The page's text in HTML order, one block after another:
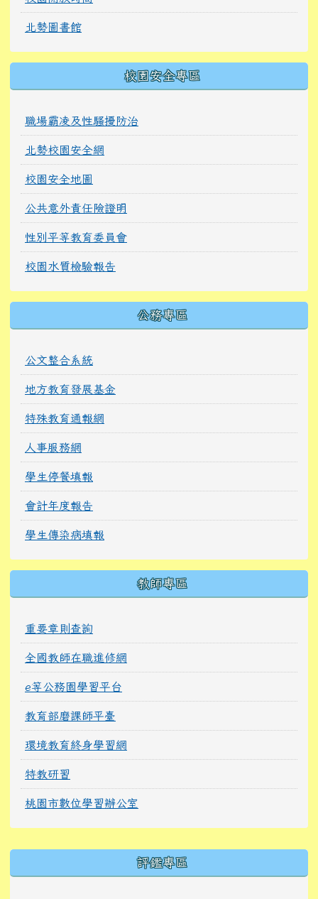
北勢圖書館
校園安全專區
職場霸凌及性騷擾防治
北勢校園安全網
校園安全地圖
公共意外責任險證明
性別平等教育委員會
校園水質檢驗報告
公務專區
公文整合系統
地方教育發展基金
特殊教育通報網
人事服務網
學生停餐填報
會計年度報告
學生傳染病填報
教師專區
重要章則查詢
全國教師在職進修網
e等公務園學習平台
教育部磨課師平臺
環境教育終身學習網
特教研習
桃園市數位學習辦公室
評鑑專區